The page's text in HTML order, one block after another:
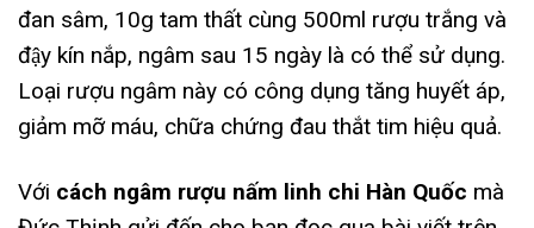
đan sâm, 10g tam thất cùng 500ml rượu trắng và
đậy kín nắp, ngâm sau 15 ngày là có thể sử dụng.
Loại rượu ngâm này có công dụng tăng huyết áp,
giảm mỡ máu, chữa chứng đau thắt tim hiệu quả.
Với cách ngâm rượu nấm linh chi Hàn Quốc mà